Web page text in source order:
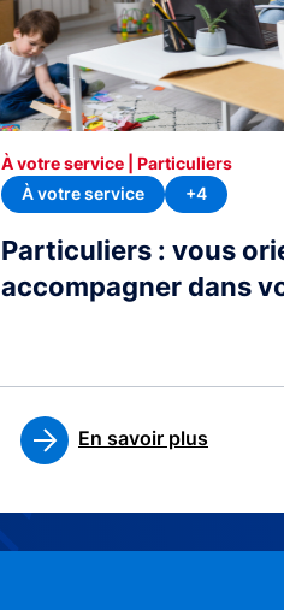
Particuliers : vous
accompagner dans
À votre service | Particuliers
À votre service
+4
En savoir plus